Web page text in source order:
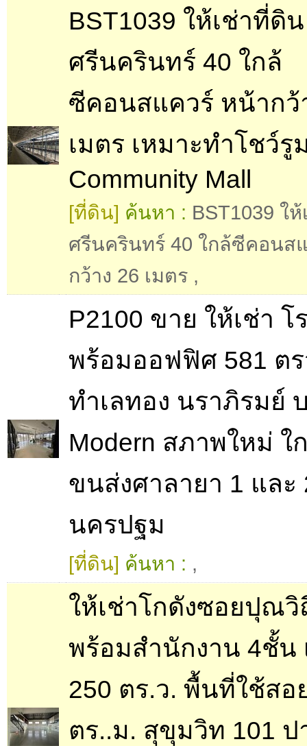
BST1039 ให้เช่าที่ดิน
ศรีนครินทร์ 40 ใกล้
ซีคอนสแควร์ หน้ากว้
เมตร เหมาะทำโชว์รู
Community Mall
[ที่ดิน] ค้นหา : BST1039 ใ
ศรีนครินทร์ 40 ใกล้ซีคอนส
กว้าง 26 เมตร ,
P2100 ขาย ให้เช่า โ
พร้อมออฟฟิศ 581 ต
ทำเลทอง นราภิรมย์
Modern สภาพใหม่
ขนส่งศาลายา 1 และ
นครปฐม
[ที่ดิน] ค้นหา : ,
ให้เช่าโกดังซอยปุณวิ
พร้อมสำนักงาน 4ชั้น
250 ตร.ว. พื้นที่ใช้สอ
ตร..ม. สุขุมวิท 101